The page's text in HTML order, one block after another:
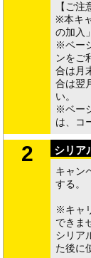
【ご注
※本キ
の加入
※ベー
ンをご
合は月
合は翌
い。
※ベー
は、コ
2 シリア
キャン
する。
※キャ
できま
シリア
た後に